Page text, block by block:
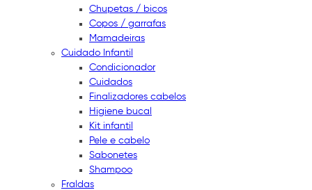
Chupetas / bicos
Copos / garrafas
Mamadeiras
Cuidado Infantil
Condicionador
Cuidados
Finalizadores cabelos
Higiene bucal
Kit infantil
Pele e cabelo
Sabonetes
Shampoo
Fraldas